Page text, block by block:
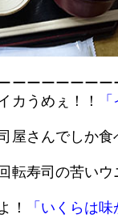
ーーーーーーー
カうめぇ！！
屋さんでしか
転寿司の苦い
！
「いくらは